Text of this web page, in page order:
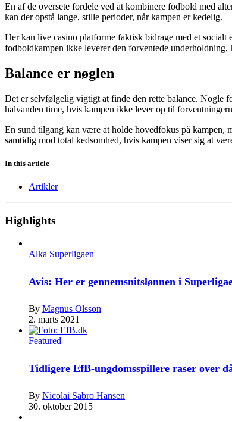
En af de oversete fordele ved at kombinere fodbold med
kan der opstå lange, stille perioder, når kampen er kedelig.
Her kan live casino platforme faktisk bidrage med et socialt
fodboldkampen ikke leverer den forventede underholdning,
Balance er nøglen
Det er selvfølgelig vigtigt at finde den rette balance. Nogle
halvanden time, hvis kampen ikke lever op til
En sund tilgang kan være at holde hovedfokus på kampen,
samtidig mod total kedsomhed, hvis kampen viser sig at
In this article
Artikler
Highlights
Alka Superligaen
Avis: Her er gennemsnitslønnen i
By Magnus Olsson
2. marts 2021
Featured
Tidligere EfB-ungdomsspillere raser over
By Nicolai Sabro Hansen
30. oktober 2015